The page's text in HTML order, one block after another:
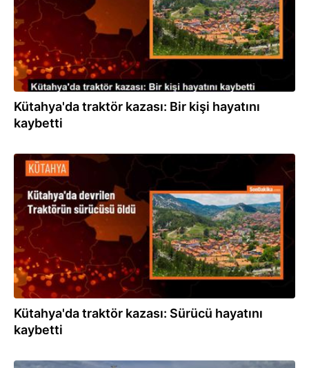
Kütahya'da traktör kazası: Bir kişi hayatını
kaybetti
25.05.2024
Kütahya'da traktör kazası: Sürücü hayatını
kaybetti